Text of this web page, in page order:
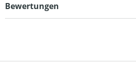
Bewertungen